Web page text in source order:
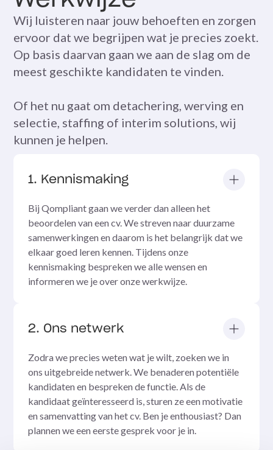
Wij luisteren naar jouw behoeften en zorgen
ervoor dat we begrijpen wat je precies zoekt.
Op basis daarvan gaan we aan de slag om de
meest geschikte kandidaten te vinden.
Of het nu gaat om detachering, werving en
selectie, staffing of interim solutions, wij
kunnen je helpen.
1. Kennismaking
Bij Qompliant gaan we verder dan alleen het
beoordelen van een cv. We streven naar duurzame
samenwerkingen en daarom is het belangrijk dat we
elkaar goed leren kennen. Tijdens onze
kennismaking bespreken we alle wensen en
informeren we je over onze werkwijze.
2. Ons netwerk
Zodra we precies weten wat je wilt, zoeken we in
ons uitgebreide netwerk. We benaderen potentiële
kandidaten en bespreken de functie. Als de
kandidaat geïnteresseerd is, sturen ze een motivatie
en samenvatting van het cv. Ben je enthousiast? Dan
plannen we een eerste gesprek voor je in.